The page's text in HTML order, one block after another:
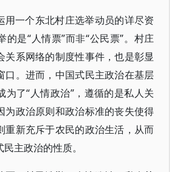
用一个东北村庄选举动员的详尽资
的是“人情票”而非“公民票”。村庄
关系网络的制度性事件，也是彰显
口。进而，中国式民主政治在基层
为了“人情政治”，遵循的是私人关
为政治原则和政治标准的丧失使得
重新充斥于农民的政治生活，从而
主政治的性质。